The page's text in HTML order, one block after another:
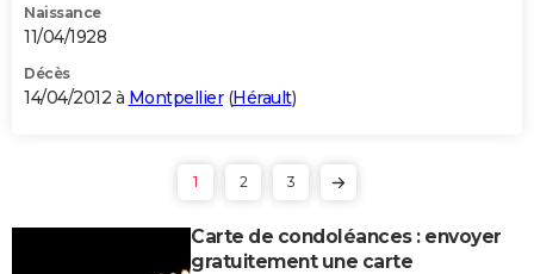
Naissance
11/04/1928
Décès
14/04/2012 à Montpellier(Hérault)
1 2 3
Carte de condoléances : envoyer
gratuitement une carte